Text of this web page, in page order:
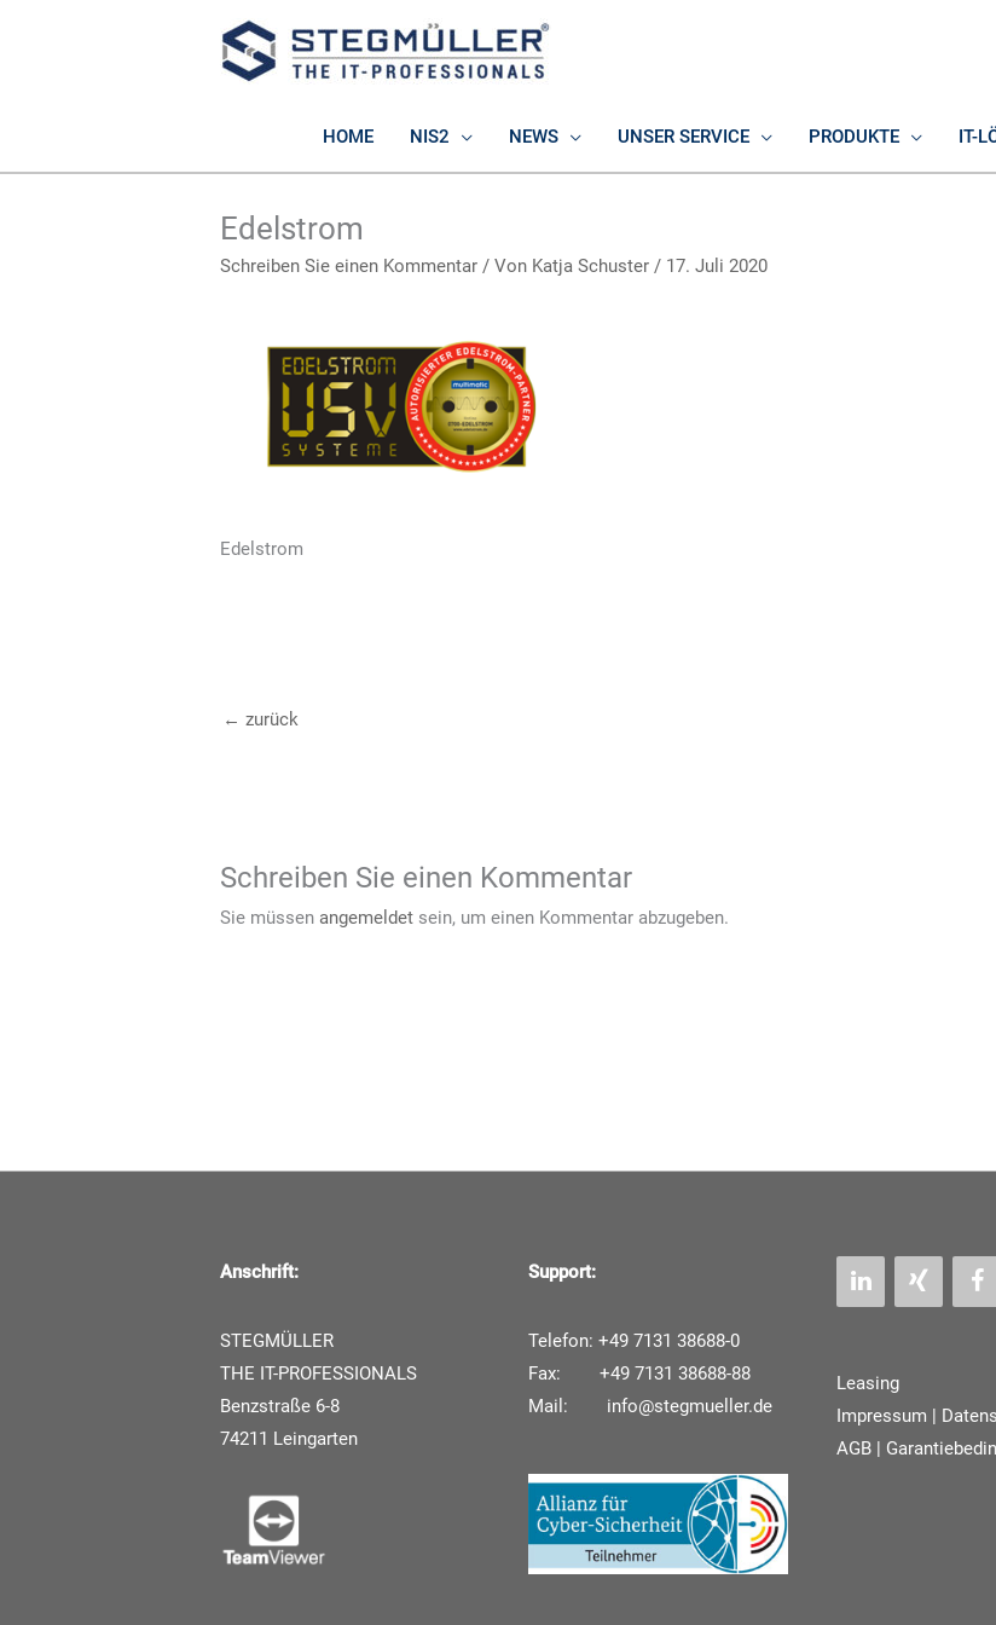
HOME NIS2 NEWS UNSER SERVICE PRODUKTE IT-
Edelstrom
Schreiben Sie einen Kommentar / Von Katja Schuster / 17. Juli 2020
Edelstrom
← zurück
Schreiben Sie einen Kommentar
Sie müssen angemeldet sein, um einen Kommentar abzugeben.
Anschrift:
STEGMÜLLER
THE IT-PROFESSIONALS
Benzstraße 6-8
74211 Leingarten
Support:
Telefon: +49 7131 38688-0
Fax: +49 7131 38688-88
Mail:
info@stegmueller.de
Leasing
Impressum |
AGB |